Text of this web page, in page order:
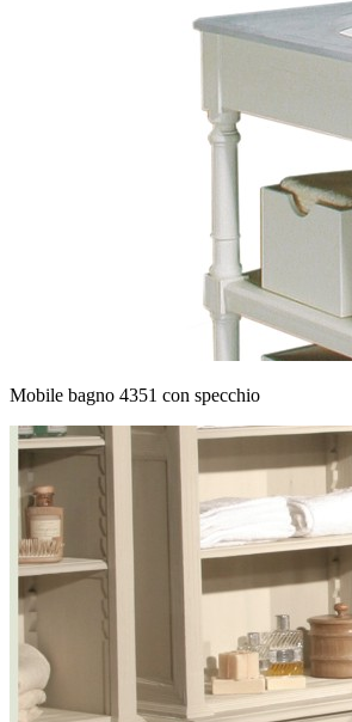
Mobile bagno 4351 con specchio